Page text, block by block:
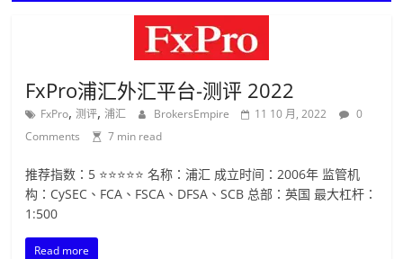
FxPro浦汇外汇平台-测评 2022
FxPro,测评,浦汇 BrokersEmpire 11 10 月, 2022
0
Comments
7 min read
推荐指数：5 ⭐⭐⭐⭐⭐ 名称：浦汇 成立时间：2006年 监管机
构：CySEC、FCA、FSCA、DFSA、SCB 总部：英国 最大杠杆：
1:500
Read more